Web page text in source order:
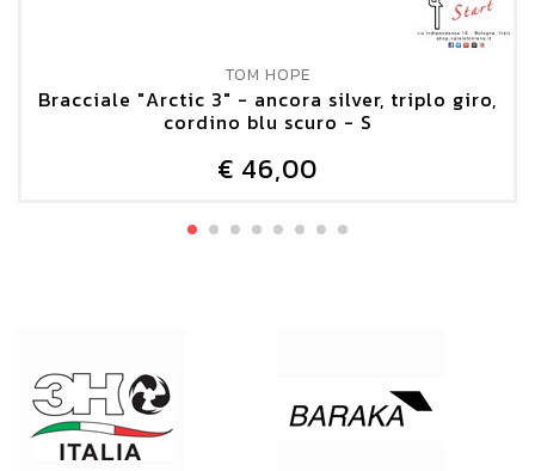
TOM HOPE
Bracciale "Arctic 3" - ancora silver, triplo giro,
cordino blu scuro - S
€ 46,00
DETTAGLIO